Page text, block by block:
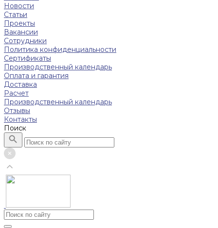
Новости
Статьи
Проекты
Вакансии
Сотрудники
Политика конфиденциальности
Сертификаты
Производственный календарь
Оплата и гарантия
Доставка
Расчет
Производственный календарь
Отзывы
Контакты
Поиск